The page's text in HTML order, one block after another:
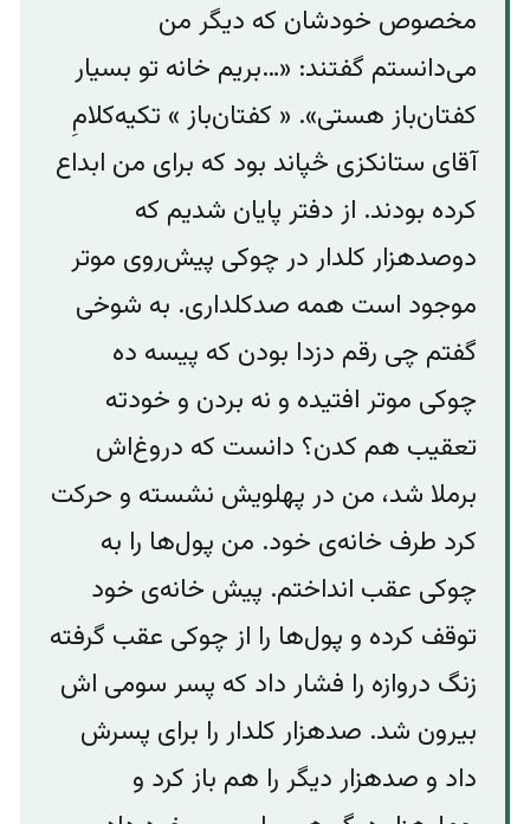
مخصوص خودشان که دیگر من
می‌دانستم گفتند: «…بریم خانه تو بسیار
کفتان‌باز هستی». « کفتان‌باز » تکیه‌کلامِ
آقای ستانکزی څپاند بود که برای من ابداع
کرده بودند. از دفتر پایان شدیم که
دوصدهزار کلدار در چوکی پیش‌‌روی موتر
موجود است همه صدکلداری. به شوخی
گفتم چی رقم دزدا بودن که پیسه ده
چوکی موتر افتیده و نه بردن و خودته
تعقیب هم کدن؟ دانست که دروغ‌اش
برملا شد، من در پهلویش نشسته و حرکت
کرد طرف خانه‌ی خود. من پول‌ها را به
چوکی عقب انداختم. پیش خانه‌ی خود
توقف کرده ‌و پول‌ها را از چوکی عقب گرفته
زنگ دروازه را فشار داد که پسر سومی اش
بیرون شد. صدهزار کلدار را برای پسرش
داد و صدهزار دیگر را هم باز کرد و